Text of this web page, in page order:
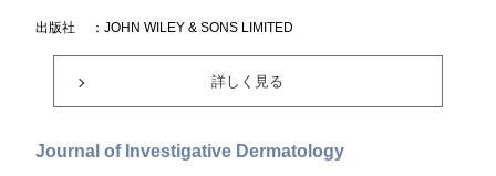
出版社 ：JOHN WILEY & SONS LIMITED
詳しく見る
Journal of Investigative Dermatology